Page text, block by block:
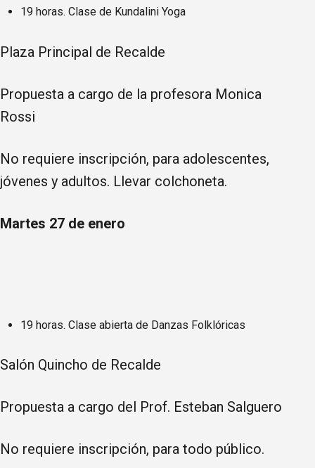
19 horas. Clase de Kundalini Yoga
Plaza Principal de Recalde
Propuesta a cargo de la profesora Monica
Rossi
No requiere inscripción, para adolescentes,
jóvenes y adultos. Llevar colchoneta.
Martes 27 de enero
19 horas. Clase abierta de Danzas Folklóricas
Salón Quincho de Recalde
Propuesta a cargo del Prof. Esteban Salguero
No requiere inscripción, para todo público.